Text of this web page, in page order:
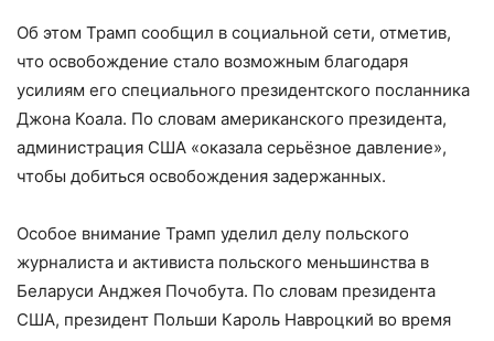
Об этом Трамп сообщил в социальной сети, отметив,
что освобождение стало возможным благодаря
усилиям его специального президентского посланника
Джона Коала. По словам американского президента,
администрация США «оказала серьёзное давление»,
чтобы добиться освобождения задержанных.
Особое внимание Трамп уделил делу польского
журналиста и активиста польского меньшинства в
Беларуси Анджея Почобута. По словам президента
США, президент Польши Кароль Навроцкий во время